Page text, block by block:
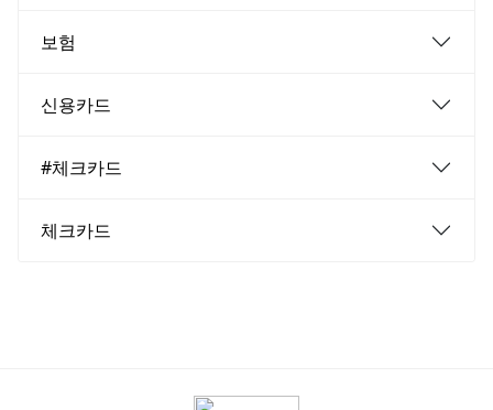
보험
신용카드
#체크카드
체크카드